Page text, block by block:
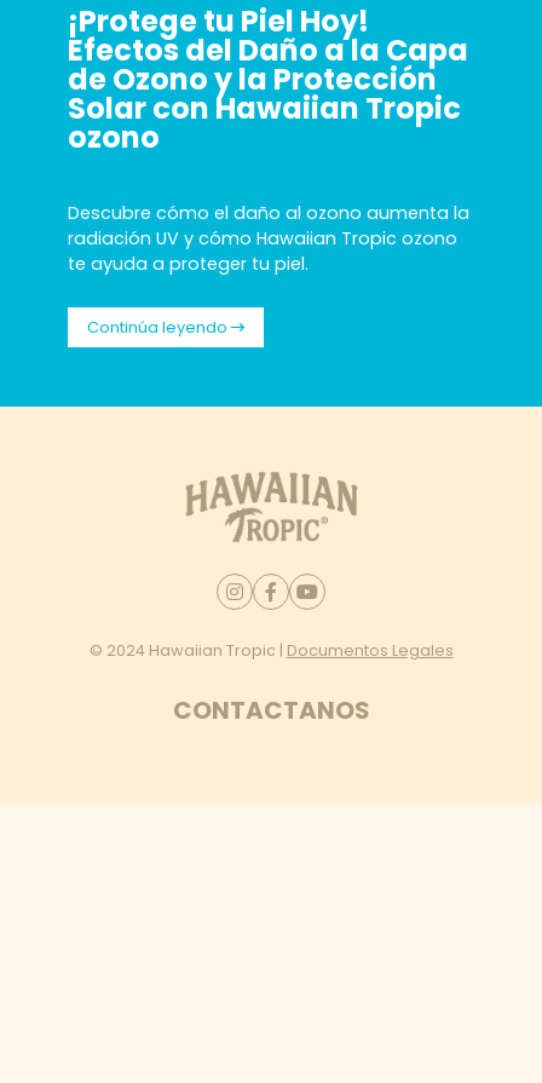
¡Protege tu Piel Hoy!
Efectos del Daño a la Capa
de Ozono y la Protección
Solar con Hawaiian Tropic
ozono
Descubre cómo el daño al ozono aumenta la
radiación UV y cómo Hawaiian Tropic ozono
te ayuda a proteger tu piel.
Continúa leyendo
© 2024 Hawaiian Tropic | Documentos Legales
CONTACTANOS